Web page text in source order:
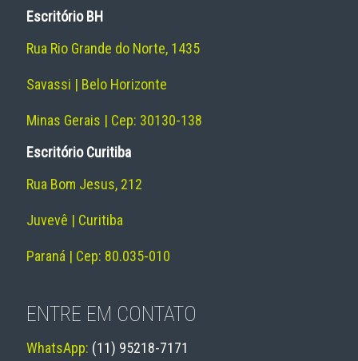
Escritório BH
Rua Rio Grande do Norte, 1435
Savassi | Belo Horizonte
Minas Gerais | Cep: 30130-138
Escritório Curitiba
Rua Bom Jesus, 212
Juvevê | Curitiba
Paraná | Cep: 80.035-010
ENTRE EM CONTATO
WhatsApp: (11) 95218-7171